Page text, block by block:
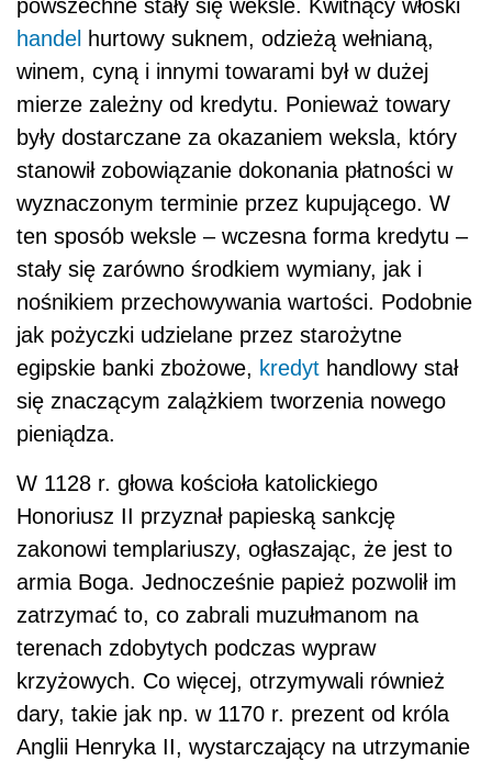
powszechne stały się weksle. Kwitnący włoski
handel hurtowy suknem, odzieżą wełnianą,
winem, cyną i innymi towarami był w dużej
mierze zależny od kredytu. Ponieważ towary
były dostarczane za okazaniem weksla, który
stanowił zobowiązanie dokonania płatności w
wyznaczonym terminie przez kupującego. W
ten sposób weksle – wczesna forma kredytu –
stały się zarówno środkiem wymiany, jak i
nośnikiem przechowywania wartości. Podobnie
jak pożyczki udzielane przez starożytne
egipskie banki zbożowe, kredyt handlowy stał
się znaczącym zalążkiem tworzenia nowego
pieniądza.
W 1128 r. głowa kościoła katolickiego
Honoriusz II przyznał papieską sankcję
zakonowi templariuszy, ogłaszając, że jest to
armia Boga. Jednocześnie papież pozwolił im
zatrzymać to, co zabrali muzułmanom na
terenach zdobytych podczas wypraw
krzyżowych. Co więcej, otrzymywali również
dary, takie jak np. w 1170 r. prezent od króla
Anglii Henryka II, wystarczający na utrzymanie